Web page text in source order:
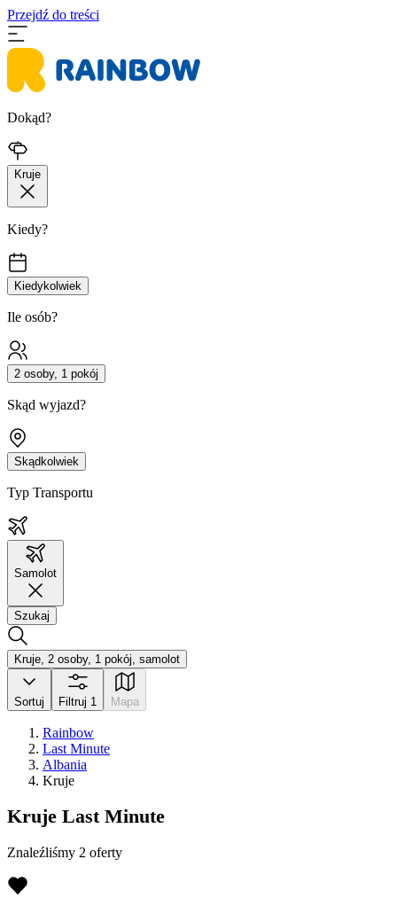
Przejdź do treści
Dokąd?
Kruje
Kiedy?
Kiedykolwiek
Ile osób?
2 osoby, 1 pokój
Skąd wyjazd?
Skądkolwiek
Typ Transportu
Samolot
Szukaj
Kruje, 2 osoby, 1 pokój, samolot
Sortuj Filtruj 1 Mapa
Rainbow
Last Minute
Albania
Kruje
Kruje Last Minute
Znaleźliśmy 2 oferty